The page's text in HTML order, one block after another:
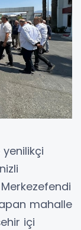
Merkezefendi
mahalle
içi